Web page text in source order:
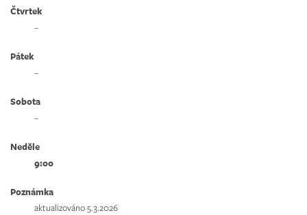
Čtvrtek
–
Pátek
–
Sobota
–
Neděle
9:00
Poznámka
aktualizováno 5.3.2026